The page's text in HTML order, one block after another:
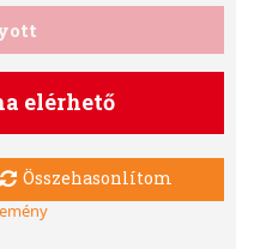
elérhető
Összehasonlítom